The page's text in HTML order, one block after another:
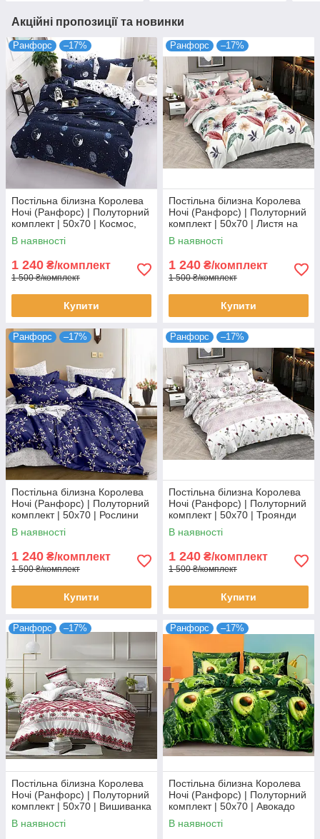
Акційні пропозиції та новинки
Ранфорс –17%
Постільна білизна Королева
Ночі (Ранфорс) | Полуторний
комплект | 50х70 | Космос,
планети, зірки на темно-
синьому
В наявності
1 240 ₴/комплект
1 500 ₴/комплект
Купити
Ранфорс –17%
Постільна білизна Королева
Ночі (Ранфорс) | Полуторний
комплект | 50х70 | Листя на
світлому та рожевому
В наявності
1 240 ₴/комплект
1 500 ₴/комплект
Купити
Ранфорс –17%
Постільна білизна Королева
Ночі (Ранфорс) | Полуторний
комплект | 50х70 | Рослини
на синьому
В наявності
1 240 ₴/комплект
1 500 ₴/комплект
Купити
Ранфорс –17%
Постільна білизна Королева
Ночі (Ранфорс) | Полуторний
комплект | 50х70 | Троянди
та орнамент на білому
В наявності
1 240 ₴/комплект
1 500 ₴/комплект
Купити
Ранфорс –17%
Постільна білизна Королева
Ночі (Ранфорс) | Полуторний
комплект | 50х70 | Вишиванка
В наявності
Ранфорс –17%
Постільна білизна Королева
Ночі (Ранфорс) | Полуторний
комплект | 50х70 | Авокадо
на зеленому
В наявності